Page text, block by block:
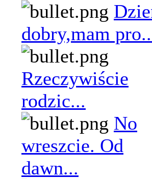
dobry,mam
Rzeczywiście
rodzic...
No
wreszcie. Od
dawn...